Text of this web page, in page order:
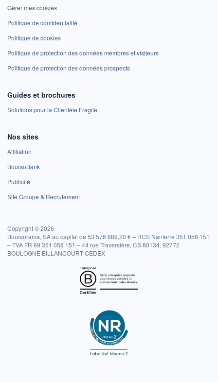
Gérer mes cookies
Politique de confidentialité
Politique de cookies
Politique de protection des données membres et visiteurs
Politique de protection des données prospects
Guides et brochures
Solutions pour la Clientèle Fragile
Nos sites
Affiliation
BoursoBank
Publicité
Site Groupe & Recrutement
Copyright © 2026
Boursorama, SA au capital de 53 576 889,20 € – RCS Nanterre 351 058 151
– TVA FR 69 351 058 151 – 44 rue Traversière, CS 80134, 92772
BOULOGNE BILLANCOURT CEDEX